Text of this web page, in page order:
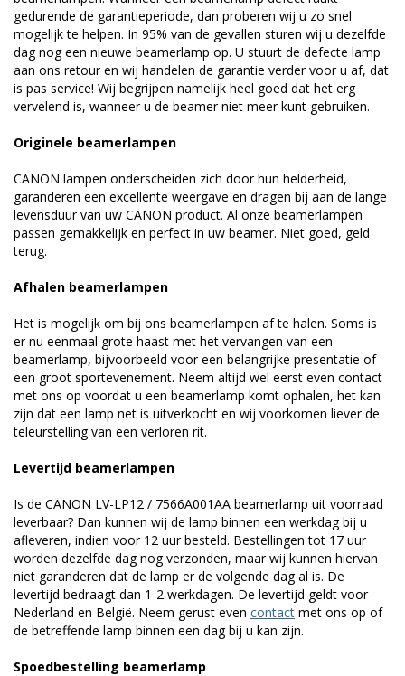
gedurende de garantieperiode, dan proberen wij u zo snel
mogelijk te helpen. In 95% van de gevallen sturen wij u dezelfde
dag nog een nieuwe beamerlamp op. U stuurt de defecte lamp
aan ons retour en wij handelen de garantie verder voor u af, dat
is pas service! Wij begrijpen namelijk heel goed dat het erg
vervelend is, wanneer u de beamer niet meer kunt gebruiken.
Originele beamerlampen
CANON lampen onderscheiden zich door hun helderheid,
garanderen een excellente weergave en dragen bij aan de lange
levensduur van uw CANON product. Al onze beamerlampen
passen gemakkelijk en perfect in uw beamer. Niet goed, geld
terug.
Afhalen beamerlampen
Het is mogelijk om bij ons beamerlampen af te halen. Soms is
er nu eenmaal grote haast met het vervangen van een
beamerlamp, bijvoorbeeld voor een belangrijke presentatie of
een groot sportevenement. Neem altijd wel eerst even contact
met ons op voordat u een beamerlamp komt ophalen, het kan
zijn dat een lamp net is uitverkocht en wij voorkomen liever de
teleurstelling van een verloren rit.
Levertijd beamerlampen
Is de CANON LV-LP12 / 7566A001AA beamerlamp uit voorraad
leverbaar? Dan kunnen wij de lamp binnen een werkdag bij u
afleveren, indien voor 12 uur besteld. Bestellingen tot 17 uur
worden dezelfde dag nog verzonden, maar wij kunnen hiervan
niet garanderen dat de lamp er de volgende dag al is. De
levertijd bedraagt dan 1-2 werkdagen. De levertijd geldt voor
Nederland en België. Neem gerust even contact met ons op of
de betreffende lamp binnen een dag bij u kan zijn.
Spoedbestelling beamerlamp